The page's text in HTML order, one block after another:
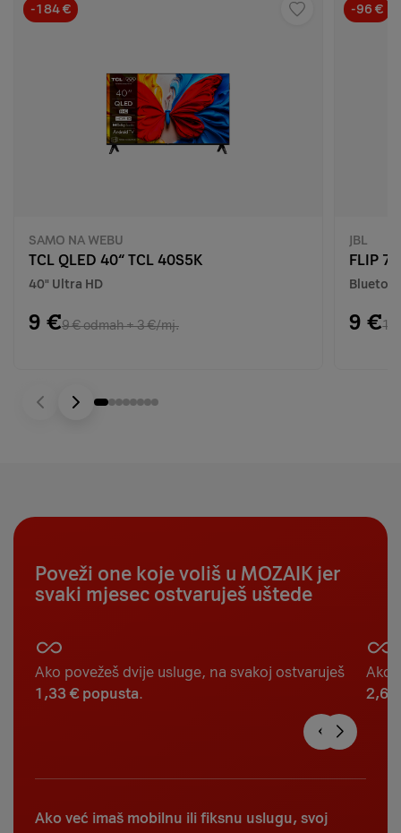
-184 €
SAMO NA WEBU
TCL QLED 40“ TCL 40S5K
40" Ultra HD
9 €9 € odmah + 3 €/mj.
-96 €
JBL
FLIP 7
9 €
Poveži one koje voliš u MOZAIK jer
svaki mjesec ostvaruješ uštede
Ako povežeš dvije usluge, na svakoj ostvaruješ
1,33 € popusta.
Ako
2,67
Ako već imaš mobilnu ili fiksnu uslugu, svoj